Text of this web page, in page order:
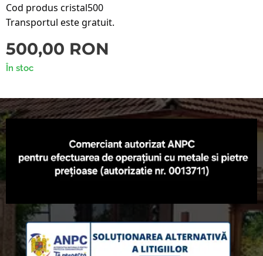
Cod produs cristal500
Transportul este gratuit.
500,00 RON
În stoc